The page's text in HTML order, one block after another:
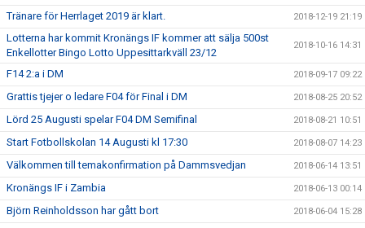
Tränare för Herrlaget 2019 är klart. 2018-12-19 21:19
Lotterna har kommit Kronängs IF kommer att sälja 500st
Enkellotter Bingo Lotto Uppesittarkväll 23/12
2018-10-16 14:31
F14 2:a i DM 2018-09-17 09:22
Grattis tjejer o ledare F04 för Final i DM 2018-08-25 20:52
Lörd 25 Augusti spelar F04 DM Semifinal 2018-08-21 10:51
Start Fotbollskolan 14 Augusti kl 17:30 2018-08-07 14:23
Välkommen till temakonfirmation på Dammsvedjan 2018-06-14 13:51
Kronängs IF i Zambia 2018-06-13 00:14
Björn Reinholdsson har gått bort 2018-06-04 15:28